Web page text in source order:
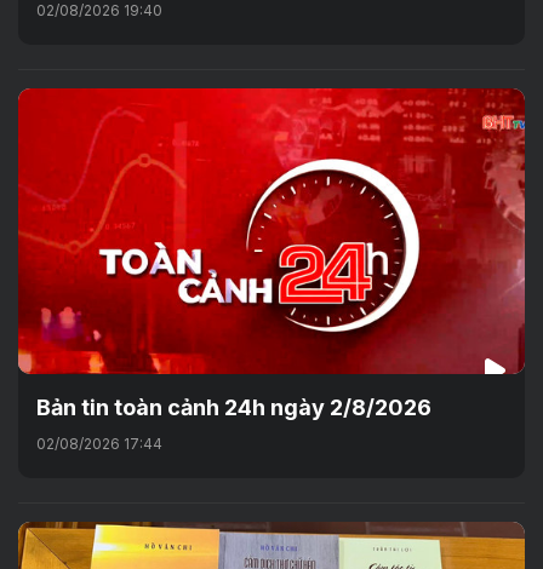
02/08/2026 19:40
Bản tin toàn cảnh 24h ngày 2/8/2026
02/08/2026 17:44